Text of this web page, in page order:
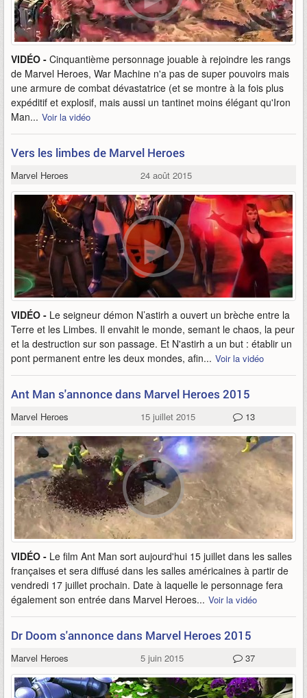
VIDÉO - Cinquantième personnage jouable à rejoindre les rangs
de Marvel Heroes, War Machine n'a pas de super pouvoirs mais
une armure de combat dévastatrice (et se montre à la fois plus
expéditif et explosif, mais aussi un tantinet moins élégant qu'Iron
Man... Voir la vidéo
Vers les limbes de Marvel Heroes
Marvel Heroes 24 août 2015
VIDÉO - Le seigneur démon N’astirh a ouvert un brèche entre la
Terre et les Limbes. Il envahit le monde, semant le chaos, la peur
et la destruction sur son passage. Et N'astirh a un but : établir un
pont permanent entre les deux mondes, afin... Voir la vidéo
Ant Man s'annonce dans Marvel Heroes 2015
Marvel Heroes 15 juillet 2015 13
VIDÉO - Le film Ant Man sort aujourd'hui 15 juillet dans les salles
françaises et sera diffusé dans les salles américaines à partir de
vendredi 17 juillet prochain. Date à laquelle le personnage fera
également son entrée dans Marvel Heroes... Voir la vidéo
Dr Doom s'annonce dans Marvel Heroes 2015
Marvel Heroes 5 juin 2015 37